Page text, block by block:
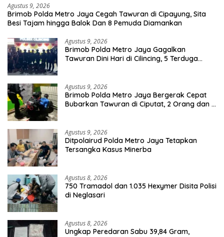
Agustus 9, 2026
Brimob Polda Metro Jaya Cegah Tawuran di Cipayung, Sita
Besi Tajam hingga Balok Dan 8 Pemuda Diamankan
Agustus 9, 2026
Brimob Polda Metro Jaya Gagalkan
Tawuran Dini Hari di Cilincing, 5 Terduga
Agustus 9, 2026
Brimob Polda Metro Jaya Bergerak Cepat
Bubarkan Tawuran di Ciputat, 2 Orang dan 3
Agustus 9, 2026
Ditpolairud Polda Metro Jaya Tetapkan
Tersangka Kasus Minerba
Agustus 8, 2026
750 Tramadol dan 1.035 Hexymer Disita Polisi
di Neglasari
Agustus 8, 2026
Ungkap Peredaran Sabu 39,84 Gram,